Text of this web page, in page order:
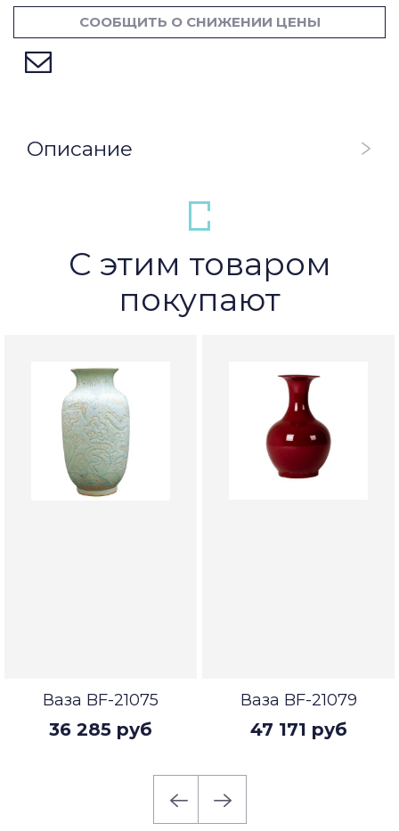
СООБЩИТЬ О СНИЖЕНИИ ЦЕНЫ
Описание
С этим товаром
покупают
Ваза BF-21075
36 285 руб
Ваза BF-21079
47 171 руб